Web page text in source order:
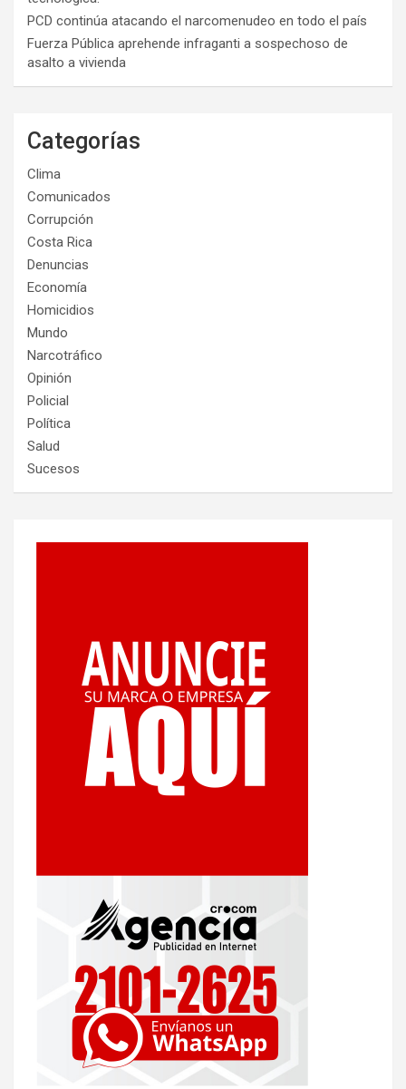
PCD continúa atacando el narcomenudeo en todo el país
Fuerza Pública aprehende infraganti a sospechoso de
asalto a vivienda
Categorías
Clima
Comunicados
Corrupción
Costa Rica
Denuncias
Economía
Homicidios
Mundo
Narcotráfico
Opinión
Policial
Política
Salud
Sucesos